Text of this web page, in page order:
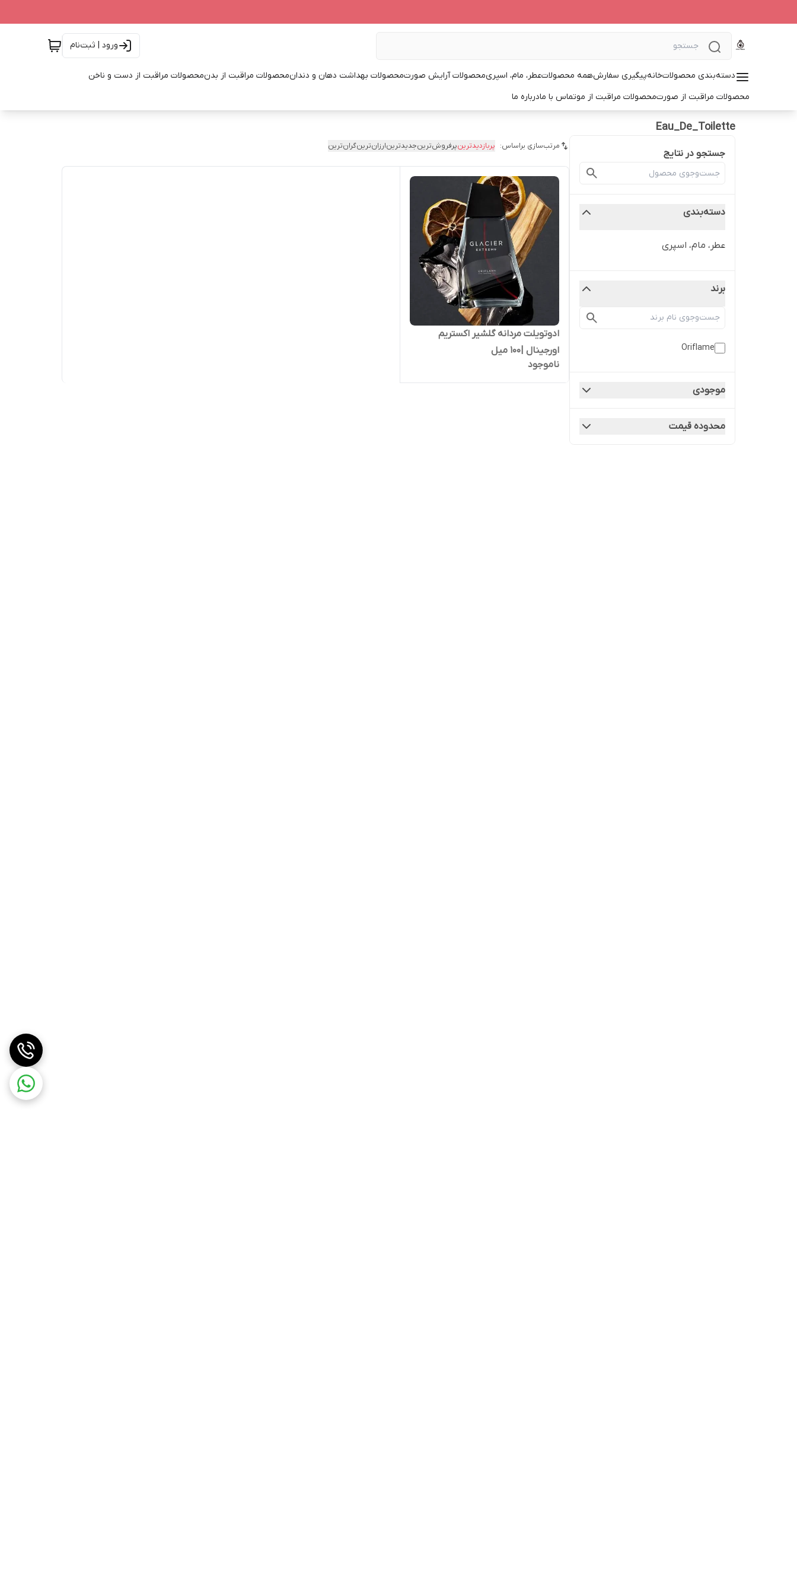
ورود | ثبت‌نام
دسته‌بندی محصولاتخانهپیگیری سفارشهمه محصولاتعطر، مام، اسپریمحصولات آرایش صورتمحصولات بهداشت دهان و دندانمحصولات مراقبت از بدنمحصولات مراقبت از دست و ناخن
محصولات مراقبت از صورتمحصولات مراقبت از موتماس با مادرباره ما
Eau_De_Toilette
جستجو در نتایج
دسته‌بندی
عطر، مام، اسپری
برند
Oriflame
موجودی
محدوده قیمت
مرتب‌سازی براساس: پربازدیدترینپرفروش‌ترینجدیدترینارزان‌ترینگران‌ترین
ادوتویلت مردانه گلشیر اکستریم
اورجینال |100 میل
ناموجود